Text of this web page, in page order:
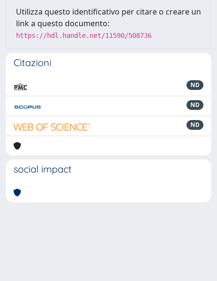
Utilizza questo identificativo per citare o creare un
link a questo documento:
https://hdl.handle.net/11590/508736
Citazioni
ND
ND
ND
social impact